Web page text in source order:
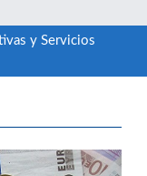
y Servicios